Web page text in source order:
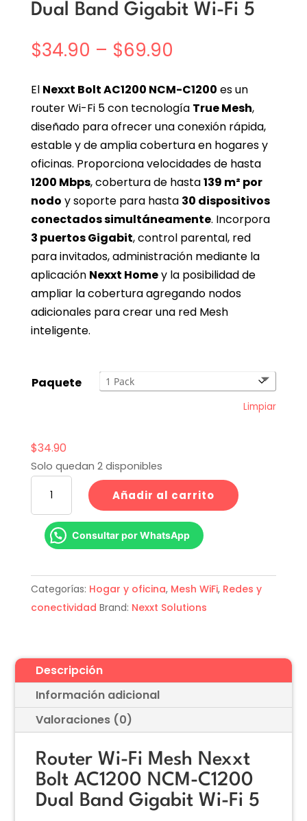
Dual Band Gigabit Wi-Fi 5
$34.90 – $69.90
$34.90
through
$69.90
El Nexxt Bolt AC1200 NCM-C1200 es un
router Wi-Fi 5 con tecnología True Mesh,
diseñado para ofrecer una conexión rápida,
estable y de amplia cobertura en hogares y
oficinas. Proporciona velocidades de hasta
1200 Mbps, cobertura de hasta139 m² por
nodo y soporte para hasta 30 dispositivos
conectados simultáneamente. Incorpora
3 puertos Gigabit, control parental, red
para invitados, administración mediante la
aplicación Nexxt Homey la posibilidad de
ampliar la cobertura agregando nodos
adicionales para crear una red Mesh
inteligente.
Paquete
Limpiar
$34.90
Solo quedan 2 disponibles
Mesh
Bolt
AC1200
NCM-
Band
Gigabit
Wi-
Fi
cantidad
Añadir al carrito
Consultar por WhatsApp
Categorías: Hogar y oficina, Mesh WiFi, Redes y
conectividad Brand: Nexxt Solutions
Descripción
Información adicional
Valoraciones (0)
Router Wi-Fi Mesh Nexxt
Bolt AC1200 NCM-C1200
Dual Band Gigabit Wi-Fi 5